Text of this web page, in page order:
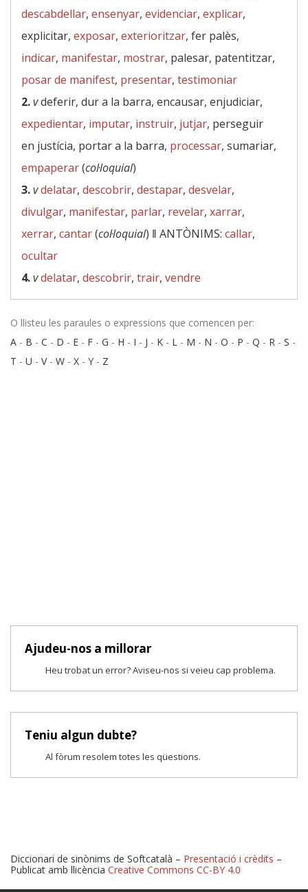
descabdellar, ensenyar, evidenciar, explicar,
explicitar, exposar, exterioritzar, fer palès,
indicar, manifestar, mostrar, palesar, patentitzar,
posar de manifest, presentar, testimoniar
2.vdeferir, dur a la barra, encausar, enjudiciar,
expedientar, imputar, instruir, jutjar, perseguir
en justícia, portar a la barra, processar, sumariar,
empaperar(col·loquial)
3.vdelatar, descobrir, destapar, desvelar,
divulgar, manifestar, parlar, revelar, xarrar,
xerrar, cantar(col·loquial) ‖ ANTÒNIMS: callar,
ocultar
4.vdelatar, descobrir, trair, vendre
O llisteu les paraules o expressions que comencen per:
A - B - C - D - E - F - G - H - I - J - K - L - M - N - O - P - Q - R - S -
T - U - V- W - X - Y - Z
Ajudeu-nos a millorar
Heu trobat un error? Aviseu-nos si veieu cap problema.
Teniu algun dubte?
Al fòrum resolem totes les qüestions.
Diccionari de sinònims de Softcatalà – Presentació i crèdits –
Publicat amb llicència Creative Commons CC-BY 4.0